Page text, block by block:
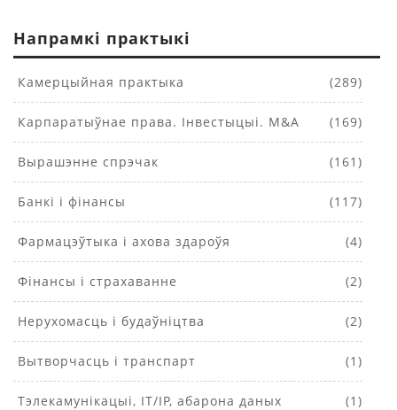
Напрамкі практыкі
Камерцыйная практыка (289)
Карпаратыўнае права. Інвестыцыі. M&A (169)
Вырашэнне спрэчак (161)
Банкі і фінансы (117)
Фармацэўтыка і ахова здароўя (4)
Фінансы і страхаванне (2)
Нерухомасць і будаўніцтва (2)
Вытворчасць і транспарт (1)
Тэлекамунікацыі, IT/IP, абарона даных (1)